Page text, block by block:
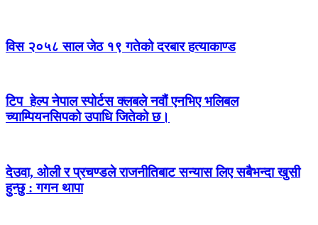
विस २०५८ साल जेठ १९ गतेको दरबार हत्याकाण्ड
टिप हेल्प नेपाल स्पोर्टस क्लबले नवौं एनभिए भलिबल
च्याम्पियनसिपको उपाधि जितेको छ।
देउवा, ओली र प्रचण्डले राजनीतिबाट सन्यास लिए सबैभन्दा खुसी
हुन्छु : गगन थापा